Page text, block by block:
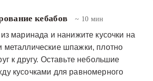
кебабов ~ 10 мин
маринада и нанижите кусочки на
шпажки, плотно
к другу. Оставьте небольшие
кусочками для равномерного